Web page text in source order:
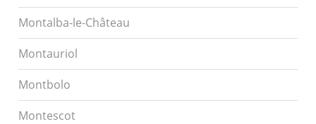
Montalba-le-Château
Montauriol
Montbolo
Montescot